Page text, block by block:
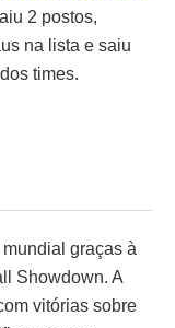
2 postos,
na lista e saiu
times.
graças à
Showdown. A
vitórias sobre